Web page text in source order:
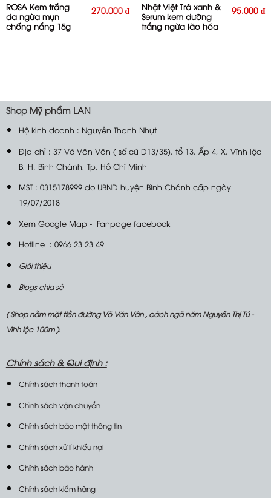
ROSA Kem trắng
da ngừa mụn
chống nắng 15g
270.000₫
Nhật Việt Trà xanh &
Serum kem dưỡng
trắng ngừa lão hóa
95.000₫
Shop Mỹ phẩm LAN
Hộ kinh doanh : Nguyễn Thanh Nhựt
Địa chỉ : 37 Võ Văn Vân ( số cũ D13/35). tổ 13. Ấp 4, X. Vĩnh lộc
B, H. Bình Chánh, Tp. Hồ Chí Minh
MST : 0315178999 do UBND huyện Bình Chánh cấp ngày
19/07/2018
Xem Google Map- Fanpage facebook
Hotline : 0966 23 23 49
Giới thiệu
Blogs chia sẻ
( Shop nằm mặt tiền đường Võ Văn Vân , cách ngã năm Nguyễn Thị Tú -
Vĩnh lộc 100m ).
Chính sách &Qui định :
Chính sách thanh toán
Chình sách vận chuyển
Chính sách bảo mật thông tin
Chính sách xử lí khiếu nại
Chính sách bảo hành
Chính sách kiểm hàng